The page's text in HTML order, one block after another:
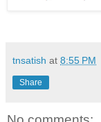
tnsatish at 8:55 PM
Share